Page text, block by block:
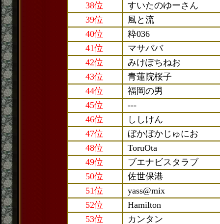
38位
すいたのゆーさん
39位
風と流
40位
粋036
41位
マサババ
42位
みけぽちねお
43位
青蓮院桜子
44位
福岡の男
45位
---
46位
ししけん
47位
ぼかぼかじゅにお
48位
ToruOta
49位
ブエナビスタラブ
50位
佐世保港
51位
yass@mix
52位
Hamilton
53位
カンタン